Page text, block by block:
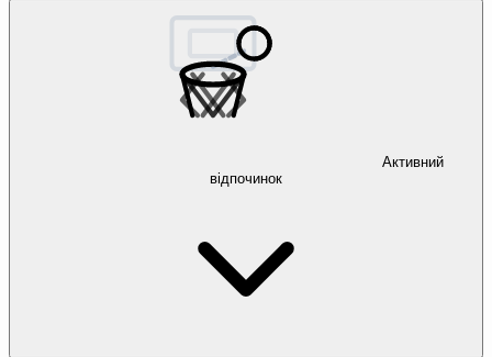
Активний
відпочинок